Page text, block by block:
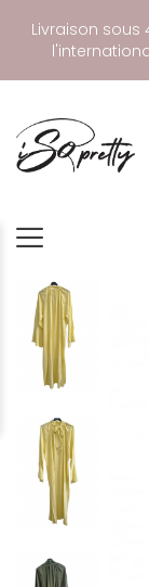
Livraison sous